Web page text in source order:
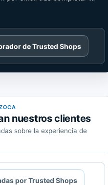
de Trusted Shops
nuestros clientes
sobre la experiencia de
por Trusted Shops